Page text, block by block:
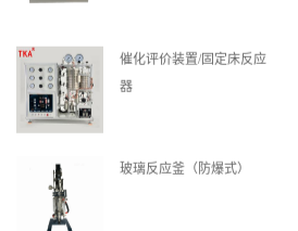
催化评价装置/固定床反应
器
玻璃反应釜（防爆式）